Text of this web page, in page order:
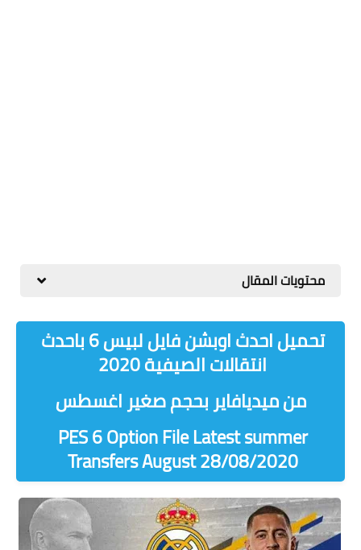
محتويات المقال
تحميل احدث اوبشن فايل لبيس 6 باحدث
انتقالات الصيفية 2020
من ميديافاير بحجم صغير اغسطس
PES 6 Option File Latest summer
Transfers August 28/08/2020